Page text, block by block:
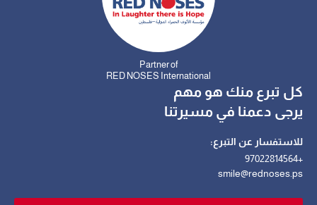
Partner of
RED NOSES International
كل تبرع منك هو مهم
يرجى دعمنا في مسيرتنا
للاستفسار عن التبرع:
+97022814564
smile@rednoses.ps